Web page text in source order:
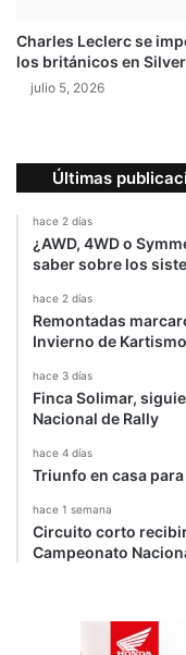
Charles Leclerc se
los británicos en
julio 5, 2026
Últimas
hace 2 días
¿AWD, 4WD o
saber sobre los
hace 2 días
Remontadas
Invierno de Kartismo
hace 3 días
Finca Solimar,
Nacional de Rally
hace 4 días
Triunfo en casa
hace 1 semana
Circuito corto
Campeonato